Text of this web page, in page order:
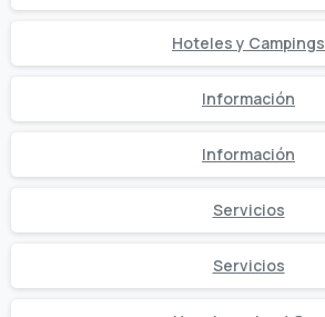
Hoteles y Campings
Información
Información
Servicios
Servicios